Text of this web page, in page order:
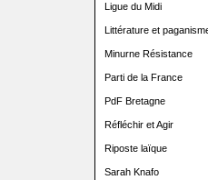
Ligue du Midi
Littérature et
Minurne Résistance
Parti de la France
PdF Bretagne
Réfléchir et Agir
Riposte laïque
Sarah Knafo